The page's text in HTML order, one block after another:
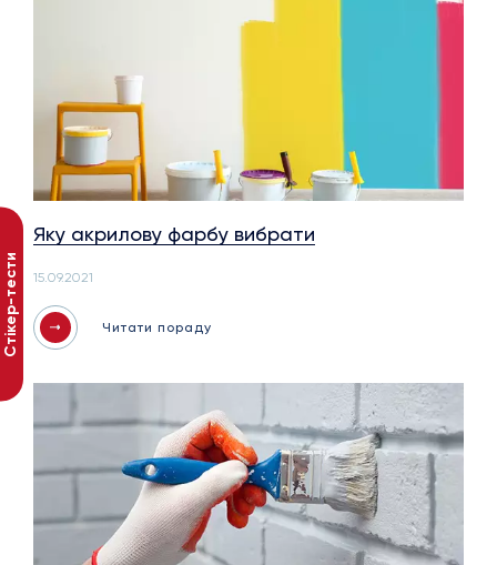
Яку акрилову фарбу вибрати
15.09.2021
Читати пораду
Стікер-тести